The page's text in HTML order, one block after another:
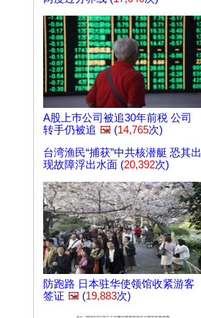
A股上巿公司被追30年前税 公司
转手仍被追 🖼️ (14,765次)
台湾渔民“捕获”中共核潜艇 恐其出
现故障浮出水面 (20,392次)
防跑路 日本驻华使领馆收紧游客
签证 🖼️ (19,883次)